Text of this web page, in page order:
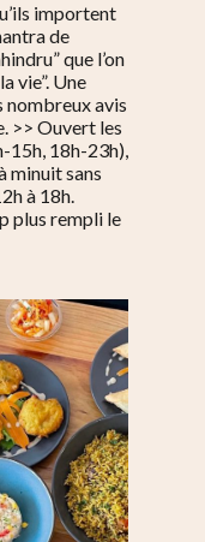
importent
de
que l’on
vie”. Une
nombreux avis
>> Ouvert les
15h, 18h-23h),
minuit sans
à 18h.
plus rempli le